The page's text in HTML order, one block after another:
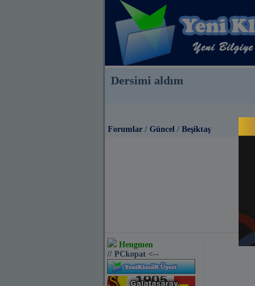
Dersimi aldım
Forumlar / Güncel / Beşiktaş
Hengmen
// PCkopat <--